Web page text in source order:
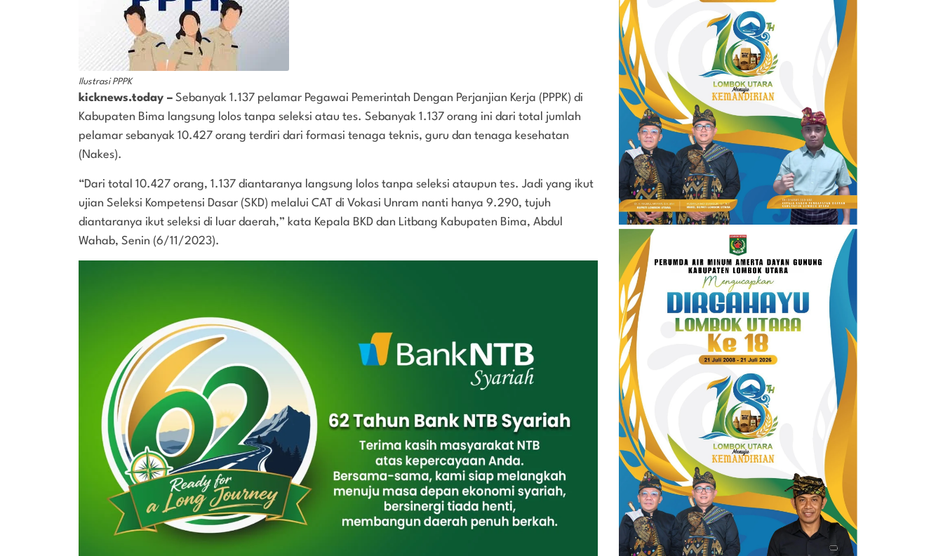
Ilustrasi PPPK
kicknews.today – Sebanyak 1.137 pelamar Pegawai Pemerintah Dengan Perjanjian Kerja (PPPK) di
Kabupaten Bima langsung lolos tanpa seleksi atau tes. Sebanyak 1.137 orang ini dari total jumlah
pelamar sebanyak 10.427 orang terdiri dari formasi tenaga teknis, guru dan tenaga kesehatan
(Nakes).
“Dari total 10.427 orang, 1.137 diantaranya langsung lolos tanpa seleksi ataupun tes. Jadi yang ikut
ujian Seleksi Kompetensi Dasar (SKD) melalui CAT di Vokasi Unram nanti hanya 9.290, tujuh
diantaranya ikut seleksi di luar daerah,” kata Kepala BKD dan Litbang Kabupaten Bima, Abdul
Wahab, Senin (6/11/2023).